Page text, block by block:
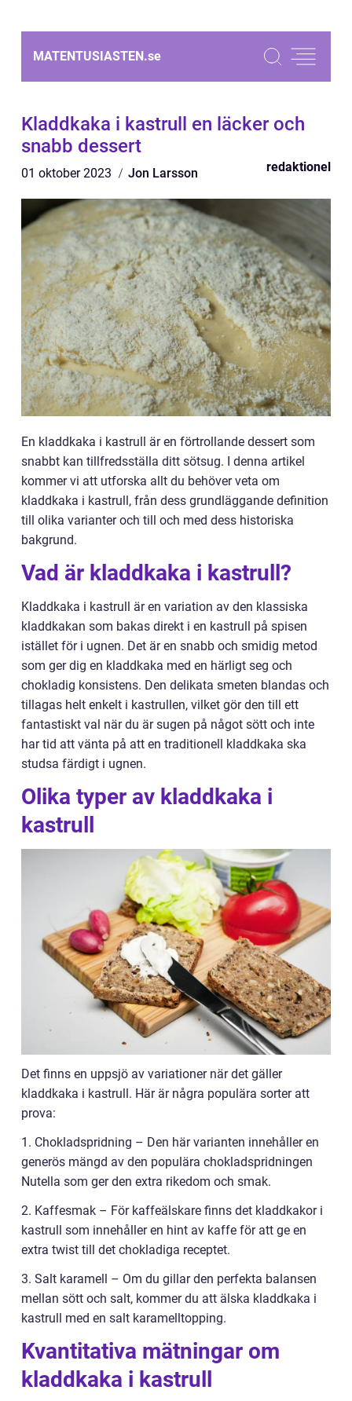
MATENTUSIASTEN.se
Kladdkaka i kastrull en läcker och
snabb dessert
01 oktober 2023 Jon Larsson redaktionel
En kladdkaka i kastrull är en förtrollande dessert som
snabbt kan tillfredsställa ditt sötsug. I denna artikel
kommer vi att utforska allt du behöver veta om
kladdkaka i kastrull, från dess grundläggande definition
till olika varianter och till och med dess historiska
bakgrund.
Vad är kladdkaka i kastrull?
Kladdkaka i kastrull är en variation av den klassiska
kladdkakan som bakas direkt i en kastrull på spisen
istället för i ugnen. Det är en snabb och smidig metod
som ger dig en kladdkaka med en härligt seg och
chokladig konsistens. Den delikata smeten blandas och
tillagas helt enkelt i kastrullen, vilket gör den till ett
fantastiskt val när du är sugen på något sött och inte
har tid att vänta på att en traditionell kladdkaka ska
studsa färdigt i ugnen.
Olika typer av kladdkaka i
kastrull
Det finns en uppsjö av variationer när det gäller
kladdkaka i kastrull. Här är några populära sorter att
prova:
1. Chokladspridning – Den här varianten innehåller en
generös mängd av den populära chokladspridningen
Nutella som ger den extra rikedom och smak.
2. Kaffesmak – För kaffeälskare finns det kladdkakor i
kastrull som innehåller en hint av kaffe för att ge en
extra twist till det chokladiga receptet.
3. Salt karamell – Om du gillar den perfekta balansen
mellan sött och salt, kommer du att älska kladdkaka i
kastrull med en salt karamelltopping.
Kvantitativa mätningar om
kladdkaka i kastrull